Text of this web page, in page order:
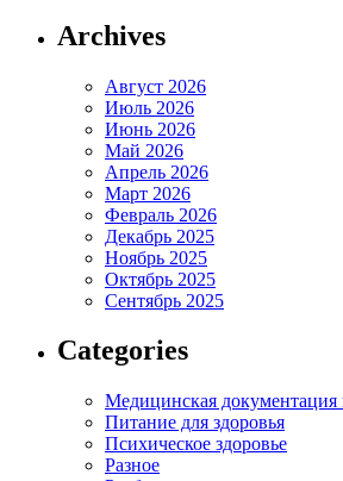
Archives
Август 2026
Июль 2026
Июнь 2026
Май 2026
Апрель 2026
Март 2026
Февраль 2026
Декабрь 2025
Ноябрь 2025
Октябрь 2025
Сентябрь 2025
Categories
Медицинская документация
Питание для здоровья
Психическое здоровье
Разное